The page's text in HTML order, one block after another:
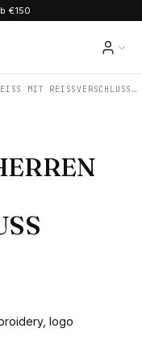
€150
REISSVERSCHLUSS SWEATSHIRT
logo